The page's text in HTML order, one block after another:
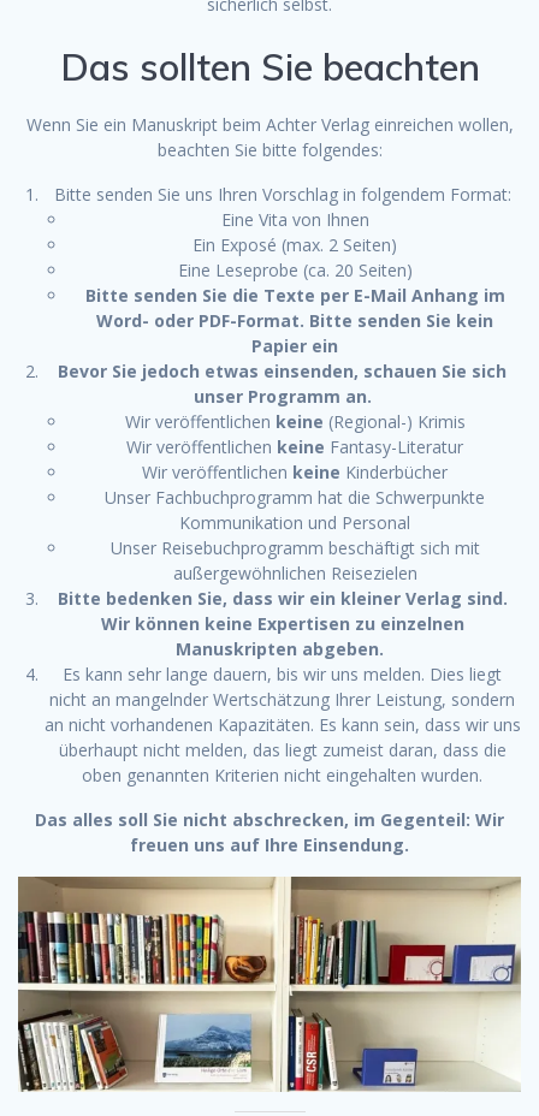
Das sollten Sie beachten
Wenn Sie ein Manuskript beim Achter Verlag einreichen wollen,
beachten Sie bitte folgendes:
Bitte senden Sie uns Ihren Vorschlag in folgendem Format:
Eine Vita von Ihnen
Ein Exposé (max. 2 Seiten)
Eine Leseprobe (ca. 20 Seiten)
Bitte senden Sie die Texte per E-Mail Anhang im
Word- oder PDF-Format. Bitte senden Sie kein
Papier ein
Bevor Sie jedoch etwas einsenden, schauen Sie sich
unser Programm an.
Wir veröffentlichen keine (Regional-) Krimis
Wir veröffentlichen keine Fantasy-Literatur
Wir veröffentlichen keine Kinderbücher
Unser Fachbuchprogramm hat die Schwerpunkte
Kommunikation und Personal
Unser Reisebuchprogramm beschäftigt sich mit
außergewöhnlichen Reisezielen
Bitte bedenken Sie, dass wir ein kleiner Verlag sind.
Wir können keine Expertisen zu einzelnen
Manuskripten abgeben.
Es kann sehr lange dauern, bis wir uns melden. Dies liegt
nicht an mangelnder Wertschätzung Ihrer Leistung, sondern
an nicht vorhandenen Kapazitäten. Es kann sein, dass wir uns
überhaupt nicht melden, das liegt zumeist daran, dass die
oben genannten Kriterien nicht eingehalten wurden.
Das alles soll Sie nicht abschrecken, im Gegenteil: Wir
freuen uns auf Ihre Einsendung.